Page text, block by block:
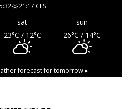
21:17 CEST
sat
sun
23°C / 12°C 26°C / 14°C
forecast for tomorrow ▸